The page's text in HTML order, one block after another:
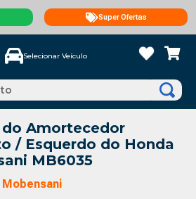
Super Ofertas
Selecionar Veículo
Amortecedor
/ Esquerdo do Honda
MB6035
Mobensani